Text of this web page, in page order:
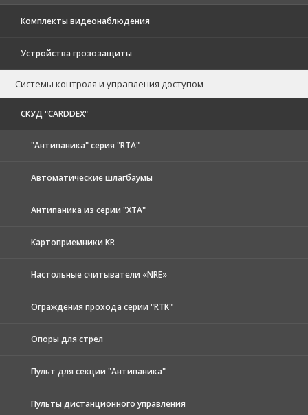
Комплекты видеонаблюдения
Устройства грозозащиты
Системы контроля и управления доступом
CКУД "CARDDEX"
"Антипаника" серия "RTA"
Автоматические шлагбаумы
Антипаника из серии "XTA"
Картоприемники KR
Настольные считыватели «NRE»
Ограждения прохода серии "RTK"
Опоры для стрел
Пульт для секции "Антипаника"
Пульты дистанционного управления